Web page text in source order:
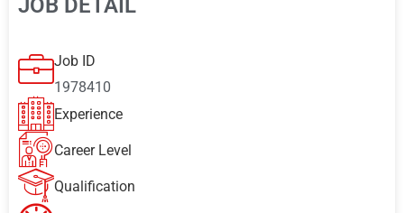
JOB DETAIL
Job ID
1978410
Experience
Career Level
Qualification